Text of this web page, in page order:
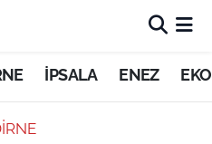
İPSALA ENEZ